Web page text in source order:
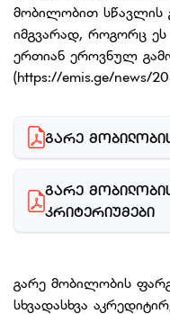
მობილობით სწავლის
იმგვარად, როგორც
ერთიან ეროვნულ
(https://emis.ge/news/
ᲒᲐᲠᲔ
ᲒᲐᲠᲔ
ᲙᲠᲘᲢᲔᲠᲘᲣᲛᲔᲑᲘ
გარე მობილობის
სხვადასხვა